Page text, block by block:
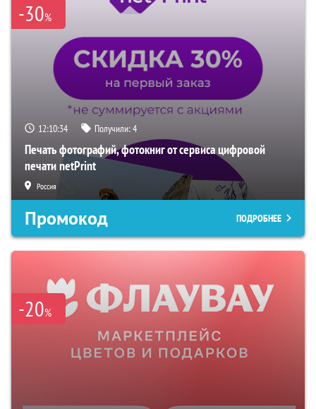
-30%
12:10:33 Получили:4
Печать фотографий, фотокниг от сервиса цифровой
печати netPrint
Россия
Промокод ПОДРОБНЕЕ
-20%